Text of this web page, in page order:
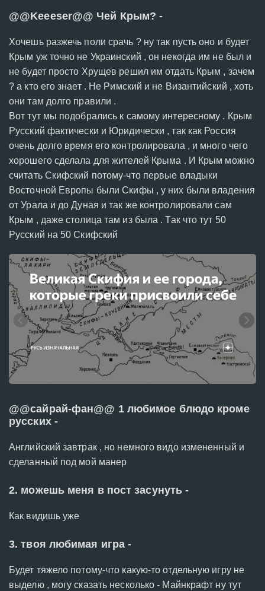
@@Keeeser@@ Чей Крым? -
Хочешь разжечь поли срачь ? ну так пусть оно и будет
Крым уж точно не Украинский , он некогда им не был и
не будет просто Хрущев решил им отдать Крым , зачем
? а кто его знает . Не Римский и не Византийский , хоть
они там долго правили .
Вот тут мы подобрались к самому интересному . Крым
Русский фактически и Юридически , так как Россия
очень долго время его контролировала , и много чего
хорошего сделала для жителей Крыма . И Крым можно
считать Скифский потому-что первые владыки
Восточной Европы были Скифы , у них были владения
от Урала и до Дуная и так же контролировали сам
Крым , даже столица там из была . Так что тут 50
Русский на 50 Скифский
@@сайрай-фан@@ 1 любимое блюдо кроме
русских -
Английский завтрак , но немного видо измененный и
сделанный под мой манер
2. можешь меня в пост засунуть -
Как видишь уже
3. твоя любимая игра -
Будет тяжело потому-что какую-то отдельную игру не
выделю , могу сказать несколько - Майнкрафт ну тут